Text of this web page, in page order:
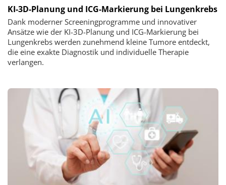
KI-3D-Planung und ICG-Markierung bei Lungenkrebs
Dank moderner Screeningprogramme und innovativer
Ansätze wie der KI-3D-Planung und ICG-Markierung bei
Lungenkrebs werden zunehmend kleine Tumore entdeckt,
die eine exakte Diagnostik und individuelle Therapie
verlangen.